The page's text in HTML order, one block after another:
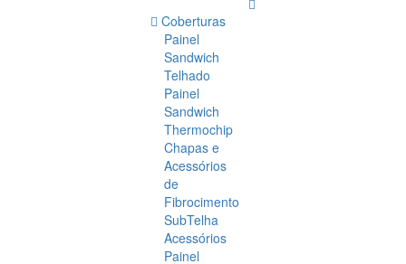
Coberturas
Painel
Sandwich
Telhado
Painel
Sandwich
Thermochip
Chapas e
Acessórios
de
Fibrocimento
SubTelha
Acessórios
Painel